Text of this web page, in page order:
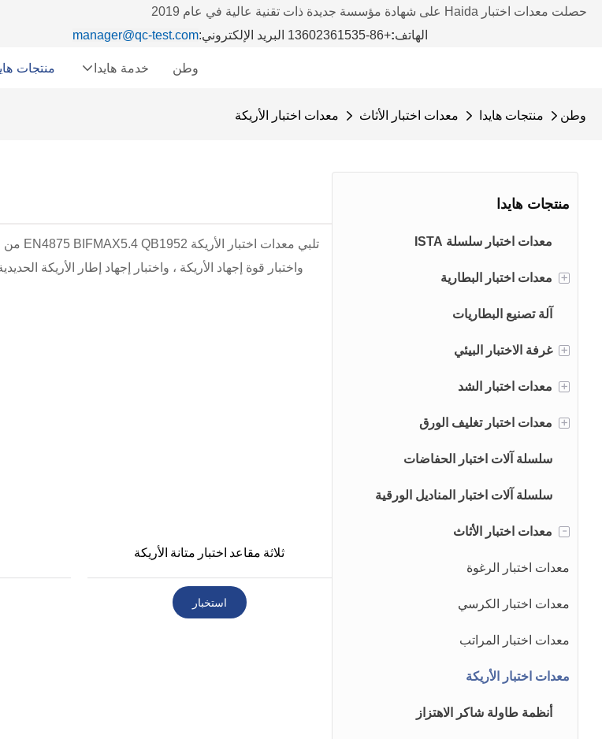
حصلت معدات اختبار Haida على شهادة مؤسسة جديدة ذات تقنية عالية في عام 2019
الهاتف:+86-13602361535 البريد الإلكتروني: manager@qc-test.com
وطن خدمة هايدا منتجات
وطن منتجات هايدا معدات اختبار الأثاث معدات اختبار الأريكة
منتجات هايدا
معدات اختبار سلسلة ISTA
+ معدات اختبار البطارية
نظام اختبار حزمة بطارية EV
نظام اختبار سلامة بطارية EV
نظام اختبار بطارية الشحن / التفريغ
نظام تشكيل البطارية وتصنيفها
آلة تصنيع البطاريات
+ غرفة الاختبار البيئي
غرف اختبار IPX
غرف اختبار الشيخوخة
غرف اختبار رش الملح
غرف الاختبار المناخية
+ معدات اختبار الشد
سلسلة عمود واحد
سلسلة العمود المزدوج
سلسلة هيدروليكية عالمية
تركيبات مع عينة
+ معدات اختبار تغليف الورق
اختبار قوة الورق والكرتون
اختبار الورق والكرتون والطباعة
اختبار قوة الصندوق المموج
اختبار أداء الحزمة
آلة اختبار لب الورق
آلة اختبار التعبئة والتغليف المرنة
آلة اختبار سلسلة الواقي الذكري
عينة أدوات التحضير
سلسلة آلات اختبار الحفاضات
سلسلة آلات اختبار المناديل الورقية
- معدات اختبار الأثاث
معدات اختبار الرغوة
معدات اختبار الكرسي
معدات اختبار المراتب
معدات اختبار الأريكة
أنظمة طاولة شاكر الاهتزاز
واختبار قوة إجهاد الأريكة ، واختبار إجهاد إطار الأريكة
ثلاثة مقاعد اختبار متانة الأريكة
استخبار